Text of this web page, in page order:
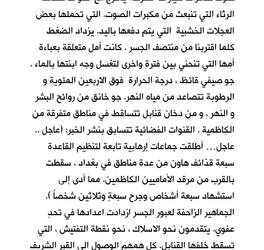
الرثاء التي تنبعث من مكبرات الصوت. التي تحملها بعض
العجلات الخشبية التي يتم دفعها باليد. يزداد الضغط
كلما اقتربنا من منتصف الجسر . كانت أمل متعلقة بعباءة
أمها التي تنحني بين فترة واخرى لتغسل وجه ابنتها بالماء .
جو صيفي قائظ ، درجة الحرارة فوق الاربعين المئوية و
الرطوبة تتصاعد من مياه النهر. جو خانق من روائح البشر
و النهر ، و من دخان قنابل تتساقط في مناطق متفرقة من
الكاظمية . القنوات الفضائية تتسابق بنشر الخبر: (عاجل ..
عاجل… أطلقت جماعات إرهابية تابعة لتنظيم القاعدة
سبعة قذائف هاون من عدة مناطق في بغداد ، سقطت
بالقرب من مرقد الأماميين الكاظمين. مما أدى إلى
استشهاد سبعة أشخاص وجرح سبعةٍ وثلاثين شخصاً ).
الجماهير الزاحفة لعبور الجسر ازدادت اعدادها في تحدٍ
عفوي. يتقدمون نحو الاسلاك ، نحو نقطة التفتيش ، التي
تسقط خلفها القنابل. كل همهم الوصول الى القبر الشريف